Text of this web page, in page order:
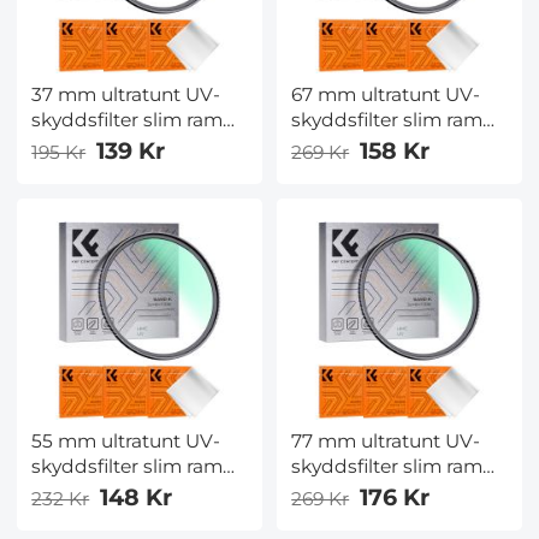
37 mm ultratunt UV-
skyddsfilter slim ram
HD repbeständigt
beläggning för
kameralins Nano-Klear
195 Kr 139 Kr
67 mm ultratunt UV-
skyddsfilter slim ram
HD repbeständigt
beläggning för
kameralins Nano-Klear
269 Kr 158 Kr
55 mm ultratunt UV-
skyddsfilter slim ram
HD repbeständigt
232 Kr 148 Kr
77 mm ultratunt UV-
skyddsfilter slim ram
HD repbeständigt
269 Kr 176 Kr